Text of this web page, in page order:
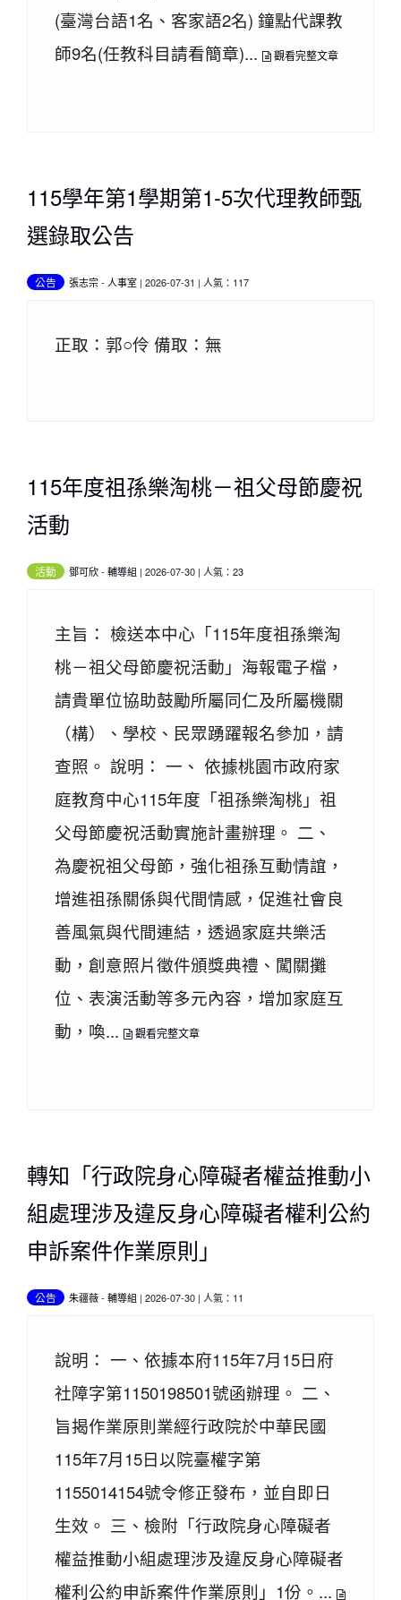
(臺灣台語1名、客家語2名) 鐘點代課教
師9名(任教科目請看簡章)...
觀看完整文章
115學年第1學期第1-5次代理教師甄
選錄取公告
公告 張志宗- 人事室 | 2026-07-31 | 人氣：117
正取：郭○伶 備取：無
115年度祖孫樂淘桃－祖父母節慶祝
活動
活動 鄧可欣- 輔導組 | 2026-07-30 | 人氣：23
主旨： 檢送本中心「115年度祖孫樂淘
桃－祖父母節慶祝活動」海報電子檔，
請貴單位協助鼓勵所屬同仁及所屬機關
（構）、學校、民眾踴躍報名參加，請
查照。 說明： 一、 依據桃園市政府家
庭教育中心115年度「祖孫樂淘桃」祖
父母節慶祝活動實施計畫辦理。 二、
為慶祝祖父母節，強化祖孫互動情誼，
增進祖孫關係與代間情感，促進社會良
善風氣與代間連結，透過家庭共樂活
動，創意照片徵件頒獎典禮、闖關攤
位、表演活動等多元內容，增加家庭互
動，喚...
觀看完整文章
轉知「行政院身心障礙者權益推動小
組處理涉及違反身心障礙者權利公約
申訴案件作業原則」
公告 朱疆薇- 輔導組 | 2026-07-30 | 人氣：11
說明： 一、依據本府115年7月15日府
社障字第1150198501號函辦理。 二、
旨揭作業原則業經行政院於中華民國
115年7月15日以院臺權字第
1155014154號令修正發布，並自即日
生效。 三、檢附「行政院身心障礙者
權益推動小組處理涉及違反身心障礙者
權利公約申訴案件作業原則」1份。...